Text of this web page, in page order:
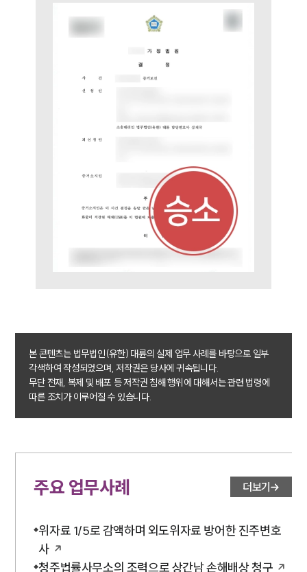
AI대륜
업무사례
주요 업무사례
법률지식인
업무분야
민사그룹 업무
전체
소식/자료
언론보도
공지사항
법률 블로그
법률서식
대륜법률상담예약
본 콘텐츠는 법무법인(유한) 대륜의 실제 업무 사례를 바탕으로 일부
각색하여 작성되었으며, 저작권은 당사에 귀속됩니다.
무단 전재, 복제 및 배포 등 저작권 침해 행위에 대해서는 관련 법령에
따른 조치가 이루어질 수 있습니다.
주요 업무사례 더보기
위자료 1/5로 감액하며 외도위자료 방어한 진주변호
사
청주법률사무소의 조력으로 상간남 손해배상 청구